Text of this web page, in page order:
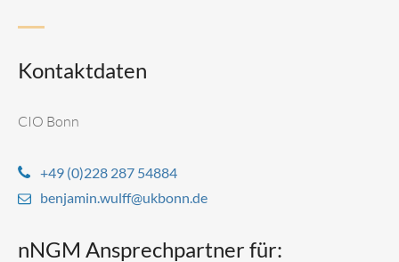
Kontaktdaten
CIO Bonn
+49 (0)228 287 54884
benjamin.wulff@ukbonn.de
nNGM Ansprechpartner für: